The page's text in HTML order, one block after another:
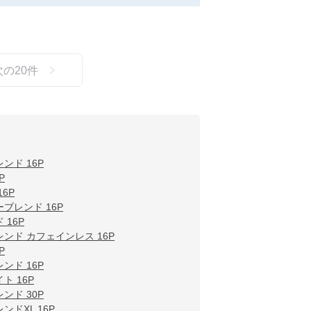
の20件
ンド 16P
ブレンド 16P
16P
ンド カフェインレス 16P
ンド 16P
ト 16P
ンド 30P
ンドXL 16P